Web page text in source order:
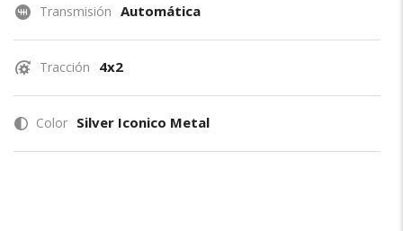
Transmisión Automática
Tracción 4x2
Color Silver Iconico Metal